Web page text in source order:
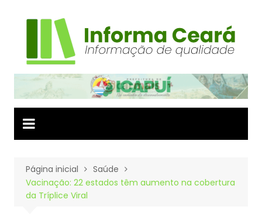
Página inicial
Saúde
Vacinação: 22 estados têm aumento na cobertura
da Tríplice Viral